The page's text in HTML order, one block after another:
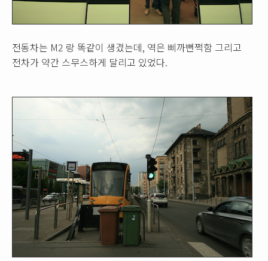
전동차는 M2 랑 똑같이 생겼는데, 역은 삐까뻔쩍함 그리고
전차가 약간 스무스하게 달리고 있었다.